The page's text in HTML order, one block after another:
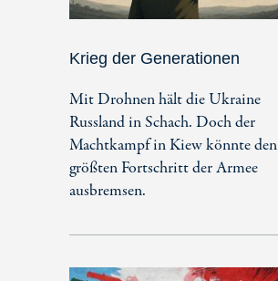
Krieg der Generationen
Mit Drohnen hält die Ukraine
Russland in Schach. Doch der
Machtkampf in Kiew könnte den
größten Fortschritt der Armee
ausbremsen.